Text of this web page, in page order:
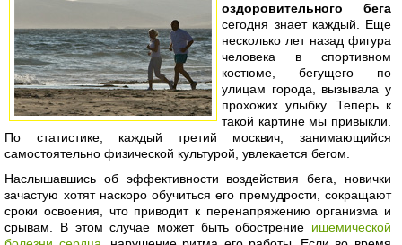
оздоровительного бега
сегодня знает каждый. Еще
несколько лет назад фигура
человека в спортивном
костюме, бегущего по
улицам города, вызывала у
прохожих улыбку. Теперь к
такой картине мы привыкли.
По статистике, каждый третий москвич, занимающийся
самостоятельно физической культурой, увлекается бегом.
Наслышавшись об эффективности воздействия бега, новички
зачастую хотят наскоро обучиться его премудрости, сокращают
сроки освоения, что приводит к перенапряжению организма и
срывам. В этом случае может быть обострение ишемической